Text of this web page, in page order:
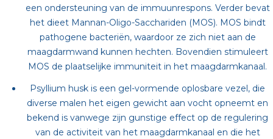
een ondersteuning van de immuunrespons. Verder bevat
het dieet Mannan-Oligo-Sacchariden (MOS). MOS bindt
pathogene bacteriën, waardoor ze zich niet aan de
maagdarmwand kunnen hechten. Bovendien stimuleert
MOS de plaatselijke immuniteit in het maagdarmkanaal.
Psyllium husk is een gel-vormende oplosbare vezel, die
diverse malen het eigen gewicht aan vocht opneemt en
bekend is vanwege zijn gunstige effect op de regulering
van de activiteit van het maagdarmkanaal en die het